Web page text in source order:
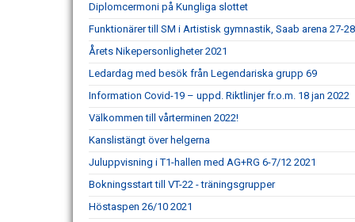
Diplomcermoni på Kungliga slottet
Funktionärer till SM i Artistisk gymnastik, Saab arena 27-
Årets Nikepersonligheter 2021
Ledardag med besök från Legendariska grupp 69
Information Covid-19 – uppd. Riktlinjer fr.o.m. 18 jan 2022
Välkommen till vårterminen 2022!
Kanslistängt över helgerna
Juluppvisning i T1-hallen med AG+RG 6-7/12 2021
Bokningsstart till VT-22 - träningsgrupper
Höstaspen 26/10 2021